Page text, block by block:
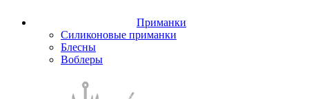
Приманки
Силиконовые приманки
Блесны
Воблеры